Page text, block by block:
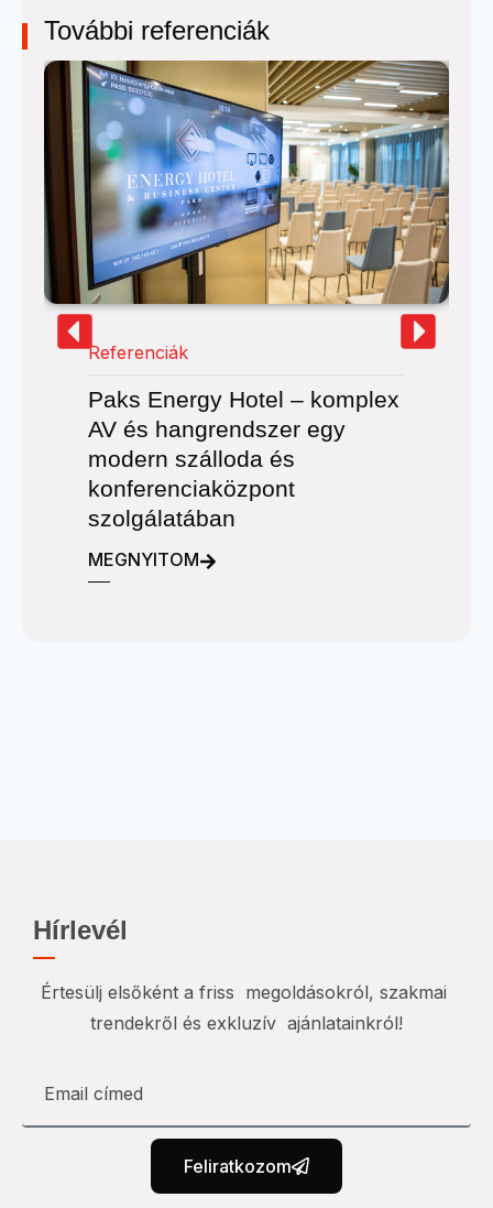
További referenciák
Referenciák
Paks Energy Hotel – komplex
AV és hangrendszer egy
modern szálloda és
konferenciaközpont
szolgálatában
MEGNYITOM
Hírlevél
Értesülj elsőként a friss megoldásokról, szakmai
trendekről és exkluzív ajánlatainkról!
Feliratkozom